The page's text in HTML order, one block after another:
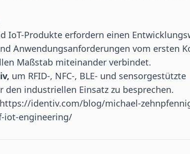
IoT-Produkte erfordern einen
Anwendungsanforderungen vom ersten
Maßstab miteinander verbindet.
um RFID-, NFC-, BLE- und sensorgestützte
industriellen Einsatz zu besprechen.
https://identiv.com/blog/michael-
iot-engineering/